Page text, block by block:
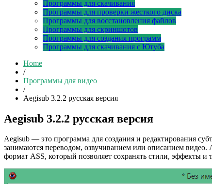
Программы для скачивания
Программы для проверки жесткого диска
Программы для восстановления файлов
Программы для скриншотов
Программы для создания программ
Программы для скачивания с Ютуба
Home
/
Программы для видео
/
Aegisub 3.2.2 русская версия
Aegisub 3.2.2 русская версия
Aegisub — это программа для создания и редактирования
занимаются переводом, озвучиванием или описанием
формат ASS, который позволяет сохранять стили, эффекты и